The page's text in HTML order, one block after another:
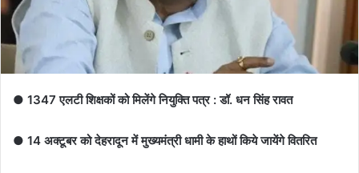
● 1347 एलटी शिक्षकों को मिलेंगे नियुक्ति पत्र : डॉ. धन सिंह रावत
● 14 अक्टूबर को देहरादून में मुख्यमंत्री धामी के हाथों किये जायेंगे वितरित